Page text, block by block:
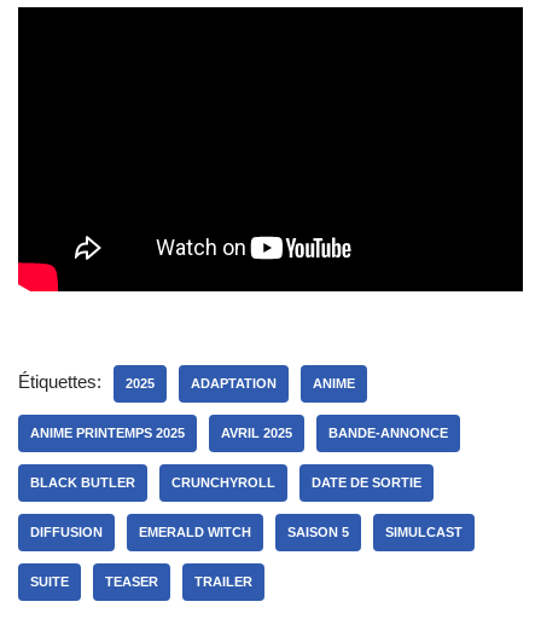
Étiquettes: 2025 ADAPTATION ANIME
ANIME PRINTEMPS 2025 AVRIL 2025 BANDE-ANNONCE
BLACK BUTLER CRUNCHYROLL DATE DE SORTIE
DIFFUSION EMERALD WITCH SAISON 5 SIMULCAST
SUITE TEASER TRAILER